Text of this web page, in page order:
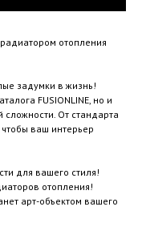
отопления
задумки в жизнь!
FUSIONLINE, но и
От стандарта
ваш интерьер
для вашего стиля!
отопления!
арт-объектом вашего